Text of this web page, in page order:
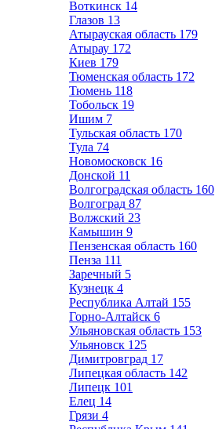
Воткинск 14
Глазов 13
Атырауская область 179
Атырау 172
Киев 179
Тюменская область 172
Тюмень 118
Тобольск 19
Ишим 7
Тульская область 170
Тула 74
Новомосковск 16
Донской 11
Волгоградская область 160
Волгоград 87
Волжский 23
Камышин 9
Пензенская область 160
Пенза 111
Заречный 5
Кузнецк 4
Республика Алтай 155
Горно-Алтайск 6
Ульяновская область 153
Ульяновск 125
Димитровград 17
Липецкая область 142
Липецк 101
Елец 14
Грязи 4